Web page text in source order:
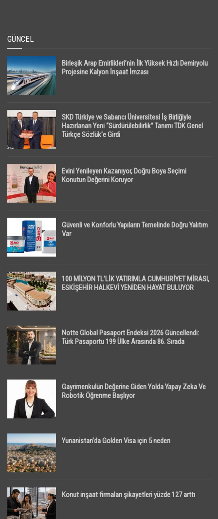
GÜNCEL
Birleşik Arap Emirlikleri’nin İlk Yüksek Hızlı Demiryolu
Projesine Kalyon İnşaat İmzası
SKD Türkiye ve Sabancı Üniversitesi İş Birliğiyle
Hazırlanan Yeni “Sürdürülebilirlik” Tanımı TDK Genel
Türkçe Sözlük’e Girdi
Evini Yenileyen Kazanıyor, Doğru Boya Seçimi
Konutun Değerini Koruyor
Güvenli ve Konforlu Yapıların Temelinde Doğru Yalıtım
Var
100 MİLYON TL’LİK YATIRIMLA CUMHURİYET MİRASI,
ESKİŞEHİR HALKEVİ YENİDEN HAYAT BULUYOR
Notte Global Pasaport Endeksi 2026 Güncellendi:
Türk Pasaportu 199 Ülke Arasında 86. Sırada
Gayrimenkulün Değerine Giden Yolda Yapay Zeka Ve
Robotik Öğrenme Başlıyor
Yunanistan’da Golden Visa için 5 neden
Konut inşaat firmaları şikayetleri yüzde 127 arttı